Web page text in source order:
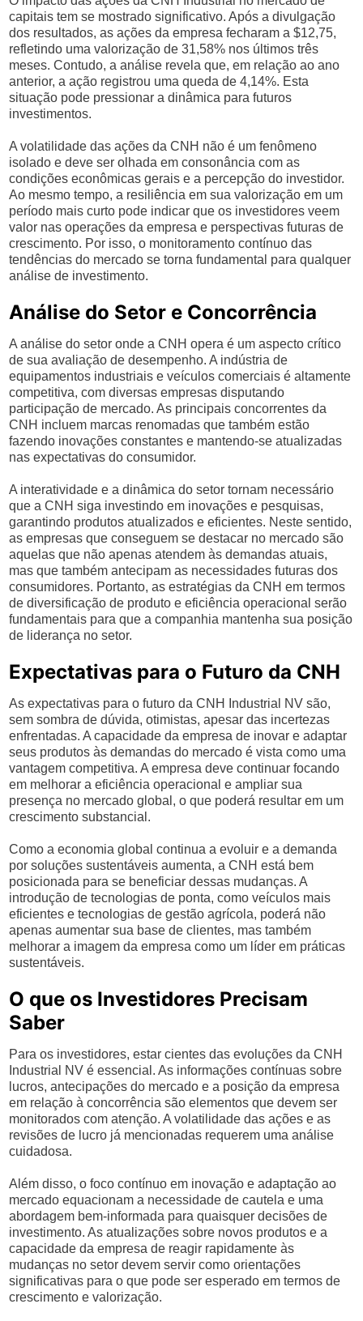
capitais tem se mostrado significativo. Após a divulgação
dos resultados, as ações da empresa fecharam a $12,75,
refletindo uma valorização de 31,58% nos últimos três
meses. Contudo, a análise revela que, em relação ao ano
anterior, a ação registrou uma queda de 4,14%. Esta
situação pode pressionar a dinâmica para futuros
investimentos.
A volatilidade das ações da CNH não é um fenômeno
isolado e deve ser olhada em consonância com as
condições econômicas gerais e a percepção do investidor.
Ao mesmo tempo, a resiliência em sua valorização em um
período mais curto pode indicar que os investidores veem
valor nas operações da empresa e perspectivas futuras de
crescimento. Por isso, o monitoramento contínuo das
tendências do mercado se torna fundamental para qualquer
análise de investimento.
Análise do Setor e Concorrência
A análise do setor onde a CNH opera é um aspecto crítico
de sua avaliação de desempenho. A indústria de
equipamentos industriais e veículos comerciais é altamente
competitiva, com diversas empresas disputando
participação de mercado. As principais concorrentes da
CNH incluem marcas renomadas que também estão
fazendo inovações constantes e mantendo-se atualizadas
nas expectativas do consumidor.
A interatividade e a dinâmica do setor tornam necessário
que a CNH siga investindo em inovações e pesquisas,
garantindo produtos atualizados e eficientes. Neste sentido,
as empresas que conseguem se destacar no mercado são
aquelas que não apenas atendem às demandas atuais,
mas que também antecipam as necessidades futuras dos
consumidores. Portanto, as estratégias da CNH em termos
de diversificação de produto e eficiência operacional serão
fundamentais para que a companhia mantenha sua posição
de liderança no setor.
Expectativas para o Futuro da CNH
As expectativas para o futuro da CNH Industrial NV são,
sem sombra de dúvida, otimistas, apesar das incertezas
enfrentadas. A capacidade da empresa de inovar e adaptar
seus produtos às demandas do mercado é vista como uma
vantagem competitiva. A empresa deve continuar focando
em melhorar a eficiência operacional e ampliar sua
presença no mercado global, o que poderá resultar em um
crescimento substancial.
Como a economia global continua a evoluir e a demanda
por soluções sustentáveis aumenta, a CNH está bem
posicionada para se beneficiar dessas mudanças. A
introdução de tecnologias de ponta, como veículos mais
eficientes e tecnologias de gestão agrícola, poderá não
apenas aumentar sua base de clientes, mas também
melhorar a imagem da empresa como um líder em práticas
sustentáveis.
O que os Investidores Precisam
Saber
Para os investidores, estar cientes das evoluções da CNH
Industrial NV é essencial. As informações contínuas sobre
lucros, antecipações do mercado e a posição da empresa
em relação à concorrência são elementos que devem ser
monitorados com atenção. A volatilidade das ações e as
revisões de lucro já mencionadas requerem uma análise
cuidadosa.
Além disso, o foco contínuo em inovação e adaptação ao
mercado equacionam a necessidade de cautela e uma
abordagem bem-informada para quaisquer decisões de
investimento. As atualizações sobre novos produtos e a
capacidade da empresa de reagir rapidamente às
mudanças no setor devem servir como orientações
significativas para o que pode ser esperado em termos de
crescimento e valorização.